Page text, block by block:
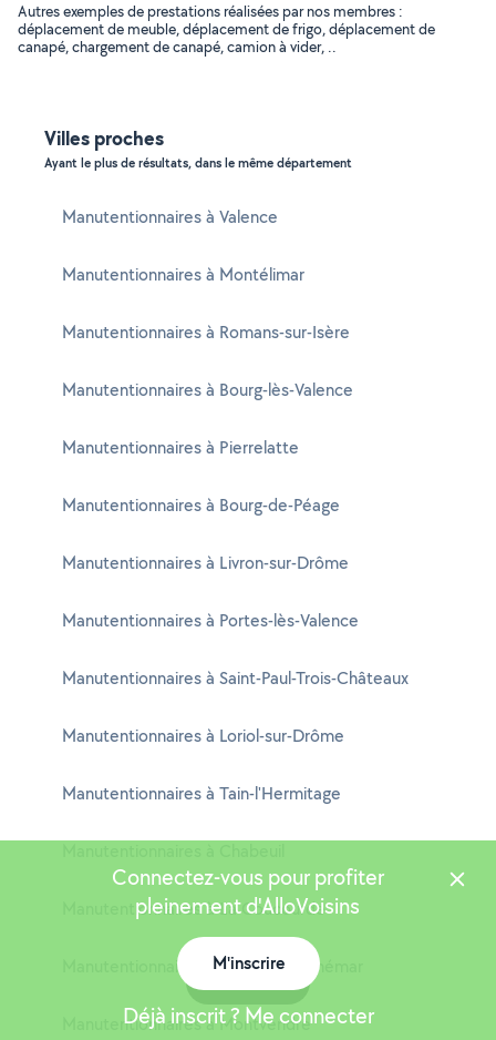
Autres exemples de prestations réalisées par nos membres :
déplacement de meuble, déplacement de frigo, déplacement de
canapé, chargement de canapé, camion à vider, ..
Villes proches
Ayant le plus de résultats, dans le même département
Manutentionnaires à Valence
Manutentionnaires à Montélimar
Manutentionnaires à Romans-sur-Isère
Manutentionnaires à Bourg-lès-Valence
Manutentionnaires à Pierrelatte
Manutentionnaires à Bourg-de-Péage
Manutentionnaires à Livron-sur-Drôme
Manutentionnaires à Portes-lès-Valence
Manutentionnaires à Saint-Paul-Trois-Châteaux
Manutentionnaires à Loriol-sur-Drôme
Manutentionnaires à Tain-l'Hermitage
Manutentionnaires à La Coucourde
Manutentionnaires à La Garde-Adhémar
Manutentionnaires à Montvendre
Connectez-vous pour profiter
pleinement d'AlloVoisins
M'inscrire
Déjà inscrit ? Me connecter